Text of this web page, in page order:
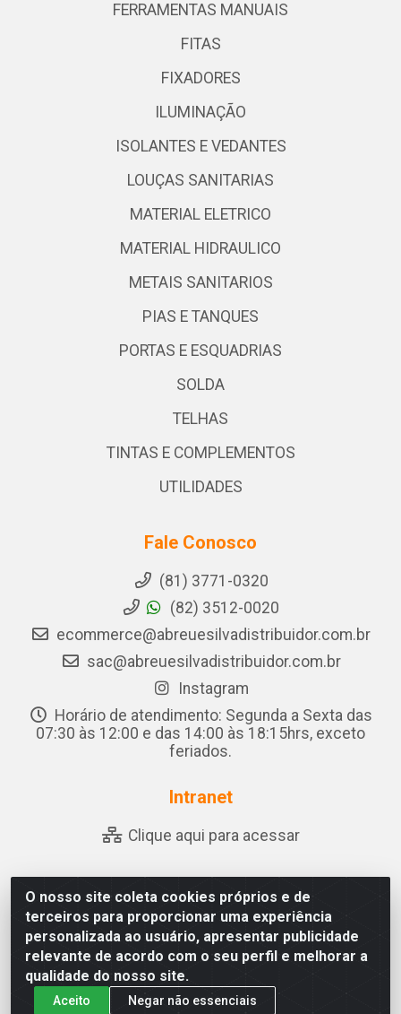
O nosso site coleta cookies próprios e de
terceiros para proporcionar uma experiência
personalizada ao usuário, apresentar publicidade
relevante de acordo com o seu perfil e melhorar a
qualidade do nosso site.
Aceito Negar não essenciais
FERRAMENTAS MANUAIS
FITAS
FIXADORES
ILUMINAÇÃO
ISOLANTES E VEDANTES
LOUÇAS SANITARIAS
MATERIAL ELETRICO
MATERIAL HIDRAULICO
METAIS SANITARIOS
PIAS E TANQUES
PORTAS E ESQUADRIAS
SOLDA
TELHAS
TINTAS E COMPLEMENTOS
UTILIDADES
Fale Conosco
(81) 3771-0320
(82) 3512-0020
ecommerce@abreuesilvadistribuidor.com.br
sac@abreuesilvadistribuidor.com.br
Instagram
Horário de atendimento: Segunda a Sexta das
07:30 às 12:00 e das 14:00 às 18:15hrs, exceto
feriados.
Intranet
Clique aqui para acessar
Abreu & Silva - Rua Padre Jose de Souza Leite, 265 - Ariado,
Olho D'Água das Flores/AL - CEP 57.442-000 - CNPJ
04.790.656/0001-06